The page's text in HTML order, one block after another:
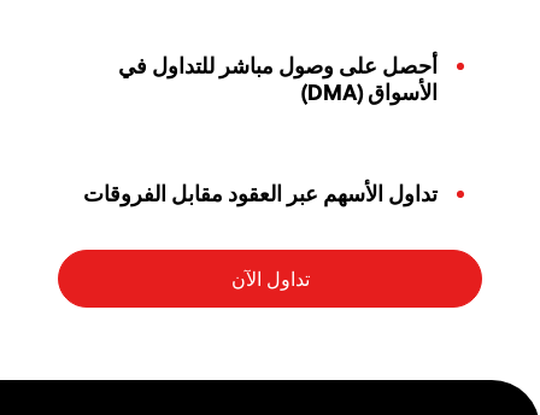
أحصل على وصول مباشر للتداول في
الأسواق (DMA)
تداول الأسهم عبر العقود مقابل الفروقات